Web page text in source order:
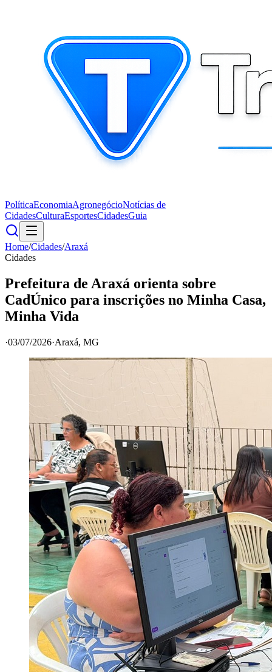
PolíticaEconomiaAgronegócioNotícias de
CidadesCulturaEsportesCidadesGuia
Home/Cidades/Araxá
Cidades
Prefeitura de Araxá orienta sobre
CadÚnico para inscrições no Minha Casa,
Minha Vida
·03/07/2026·Araxá, MG